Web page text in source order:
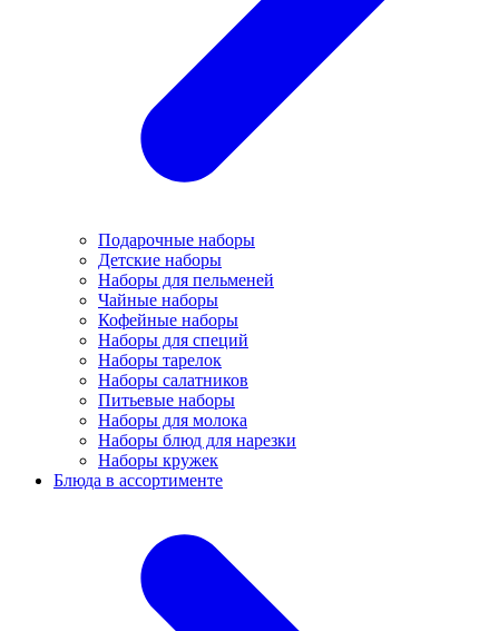
Подарочные наборы
Детские наборы
Наборы для пельменей
Чайные наборы
Кофейные наборы
Наборы для специй
Наборы тарелок
Наборы салатников
Питьевые наборы
Наборы для молока
Наборы блюд для нарезки
Наборы кружек
Блюда в ассортименте